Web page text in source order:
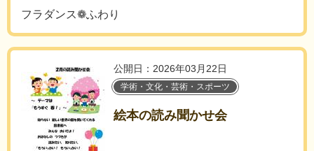
フラダンス❁ふわり
公開日：2026年03月22日
学術・文化・芸術・スポーツ
絵本の読み聞かせ会